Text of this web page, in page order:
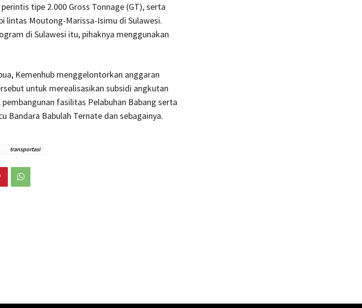
tipe 2.000 Gross Tonnage (GT), serta
lintas Moutong-Marissa-Isimu di Sulawesi.
di Sulawesi itu, pihaknya menggunakan
Kemenhub menggelontorkan anggaran
untuk merealisasikan subsidi angkutan
fasilitas Pelabuhan Babang serta
Bandara Babulah Ternate dan sebagainya.
transportasi